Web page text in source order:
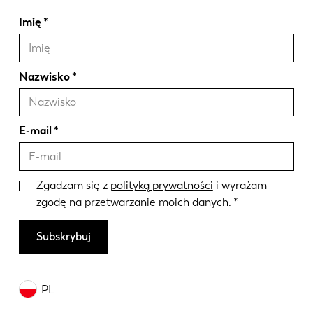
PL
Imię
Nazwisko
E-mail
Zgadzam się z polityką prywatności i wyrażam
zgodę na przetwarzanie moich danych.
Subskrybuj